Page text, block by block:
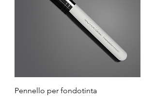
Pennello per fondotinta